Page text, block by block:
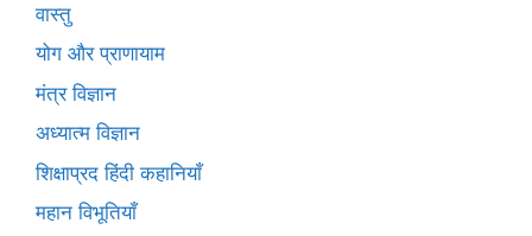
वास्तु
योग और प्राणायाम
मंत्र विज्ञान
अध्यात्म विज्ञान
शिक्षाप्रद हिंदी कहानियाँ
महान विभूतियाँ